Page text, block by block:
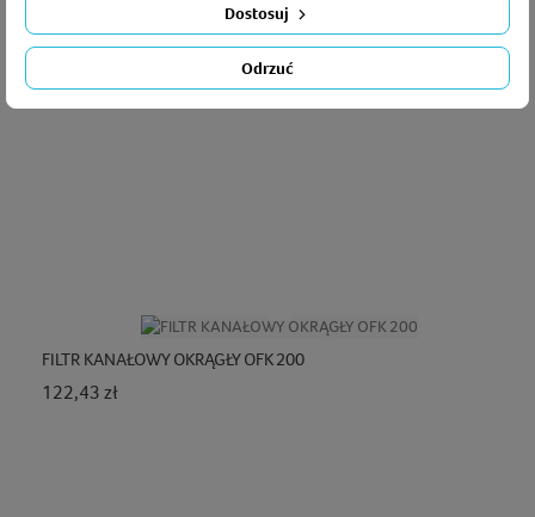
FILTR KANAŁOWY OKRĄGŁY OFK 200
122,43 złCena
Odrzuć
Dostosuj